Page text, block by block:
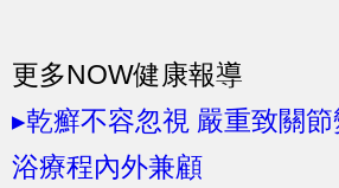
更多NOW健康報導
▸乾癬不容忽視 嚴重致關
浴療程內外兼顧